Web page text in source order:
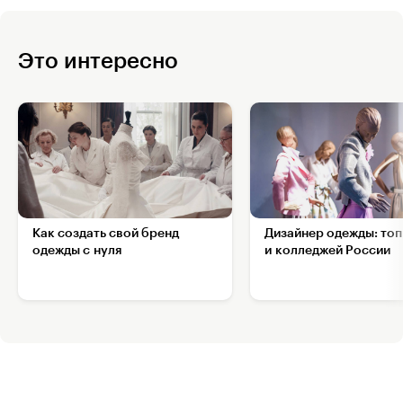
Это интересно
Как создать свой бренд
одежды с нуля
Дизайнер одежды:
и колледжей России